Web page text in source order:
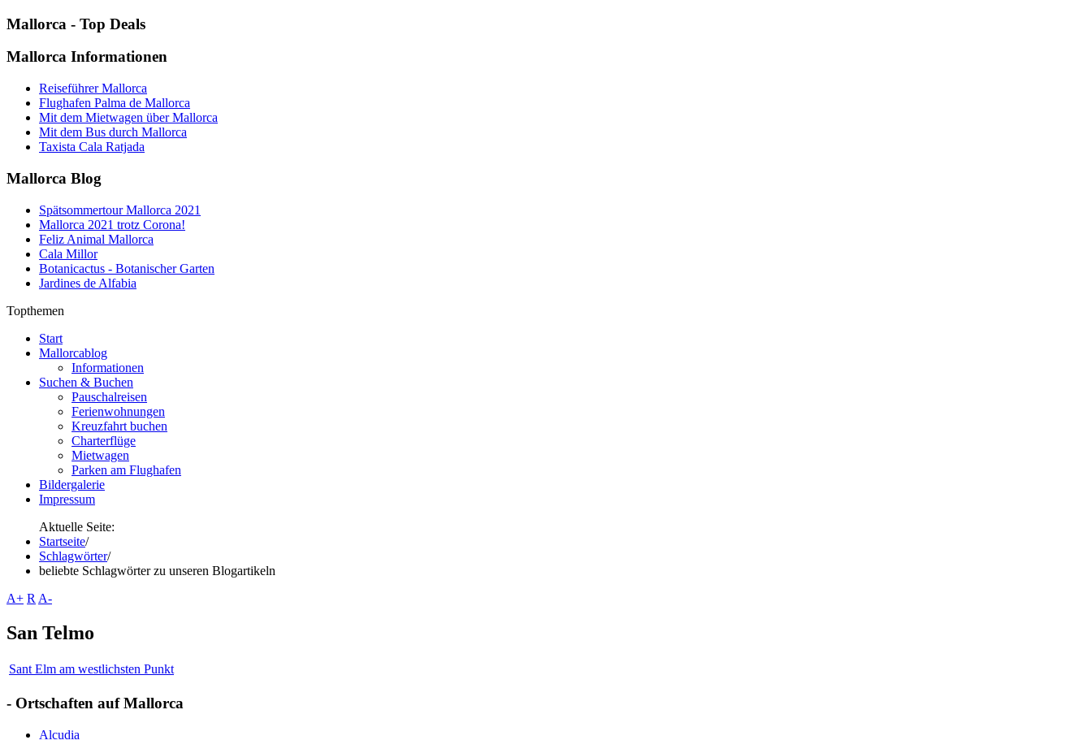
Mallorca - Top Deals
Mallorca Informationen
Reiseführer Mallorca
Flughafen Palma de Mallorca
Mit dem Mietwagen über Mallorca
Mit dem Bus durch Mallorca
Taxista Cala Ratjada
Mallorca Blog
Spätsommertour Mallorca 2021
Mallorca 2021 trotz Corona!
Feliz Animal Mallorca
Cala Millor
Botanicactus - Botanischer Garten
Jardines de Alfabia
Topthemen
Start
Mallorcablog
Informationen
Suchen & Buchen
Pauschalreisen
Ferienwohnungen
Kreuzfahrt buchen
Charterflüge
Mietwagen
Parken am Flughafen
Bildergalerie
Impressum
Aktuelle Seite:
Startseite/
Schlagwörter/
beliebte Schlagwörter zu unseren Blogartikeln
A+ R A-
San Telmo
Sant Elm am westlichsten Punkt
- Ortschaften auf Mallorca
Alcudia